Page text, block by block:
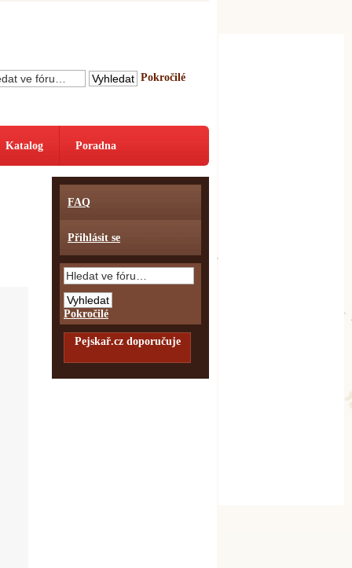
Pokročilé
Katalog Poradna
FAQ
Přihlásit se
Pokročilé
Pejskař.cz doporučuje